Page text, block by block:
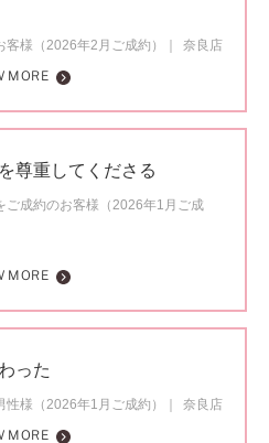
様（2026年2月ご成約）
奈良店
MORE
尊重してくださる
ご成約のお客様（2026年1月ご成
MORE
った
様（2026年1月ご成約）
奈良店
MORE